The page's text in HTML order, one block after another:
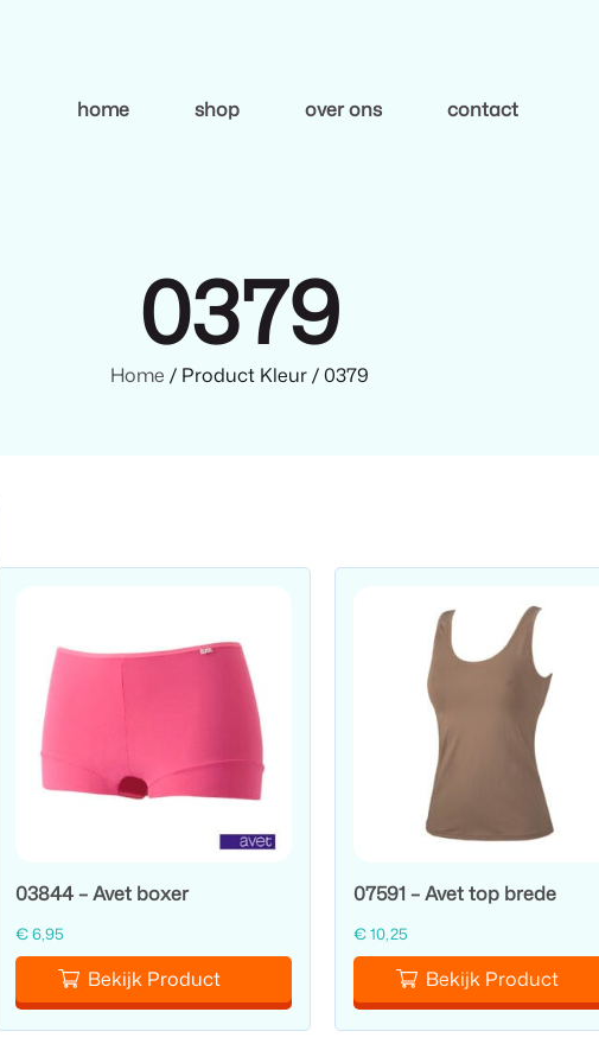
home shop over ons contact
0379
Home / Product Kleur / 0379
03844 – Avet boxer
€6,95
Bekijk Product
07591 – Avet top brede
€10,25
Bekijk Product